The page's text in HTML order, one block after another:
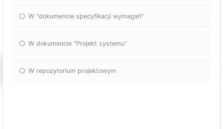
W "dokumencie specyfikacji wymagań"
W dokumencie "Projekt systemu"
W repozytorium projektowym